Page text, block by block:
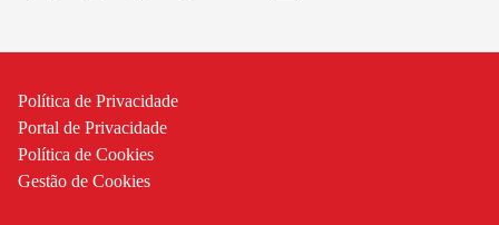
Política de Privacidade
Portal de Privacidade
Política de Cookies
Gestão de Cookies